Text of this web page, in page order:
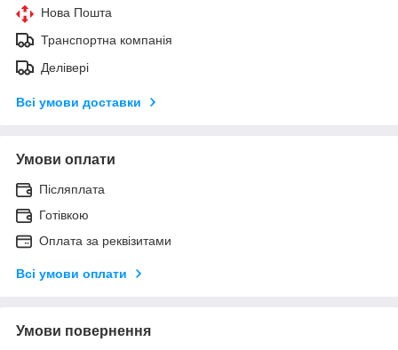
Нова Пошта
Транспортна компанія
Делівері
Всі умови доставки
Умови оплати
Післяплата
Готівкою
Оплата за реквізитами
Всі умови оплати
Умови повернення